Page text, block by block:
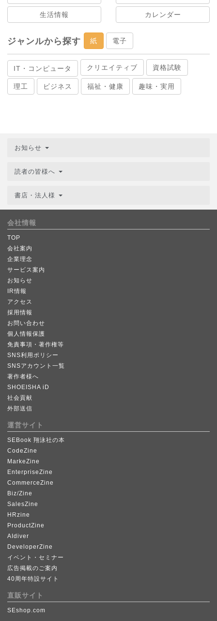
生活情報 カレンダー
ジャンルから探す 紙 電子
IT・コンピュータ クリエイティブ 資格試験
理工 ビジネス 福祉・健康 趣味・実用
お知らせ
読者の皆様へ
書店・法人様
会社情報
TOP
会社案内
企業理念
サービス案内
お知らせ
IR情報
アクセス
採用情報
お問い合わせ
個人情報保護
免責事項・著作権等
SNS利用ポリシー
SNSアカウント一覧
著作者様へ
SHOEISHA iD
社会貢献
外部送信
運営サイト
SEBook 翔泳社の本
CodeZine
MarkeZine
EnterpriseZine
CommerceZine
Biz/Zine
SalesZine
HRzine
ProductZine
AIdiver
DeveloperZine
イベント・セミナー
広告掲載のご案内
40周年特設サイト
直販サイト
SEshop.com